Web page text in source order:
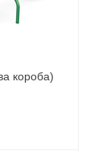
короба)